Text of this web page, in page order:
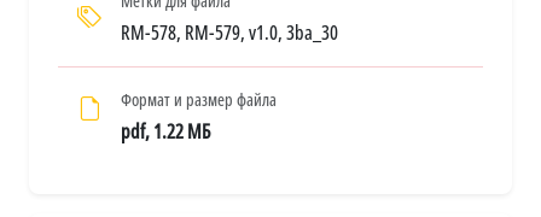
RM-578, RM-579, v1.0, 3ba_30
Формат и размер файла
pdf, 1.22 МБ